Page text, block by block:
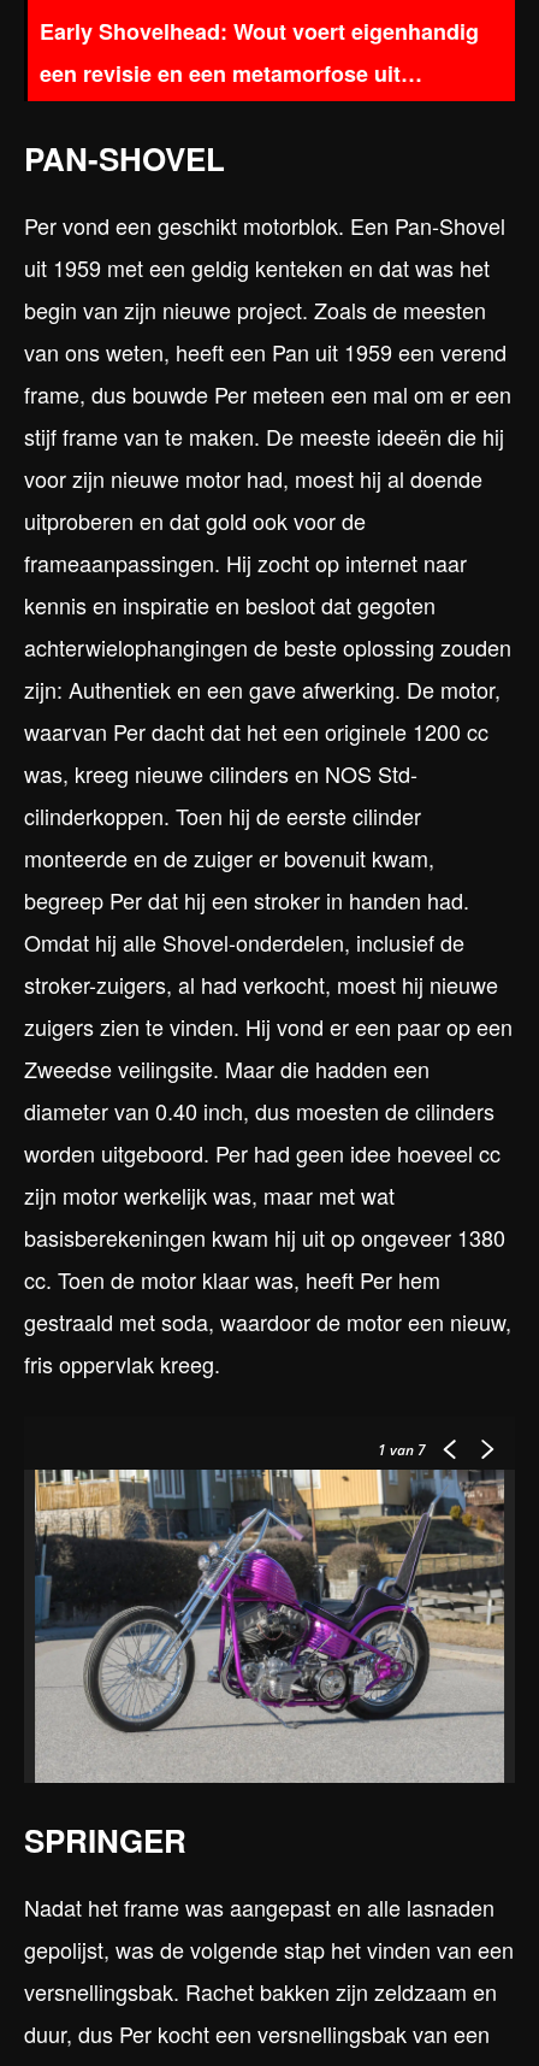
Early Shovelhead: Wout voert eigenhandig
een revisie en een metamorfose uit…
PAN-SHOVEL
Per vond een geschikt motorblok. Een Pan-Shovel
uit 1959 met een geldig kenteken en dat was het
begin van zijn nieuwe project. Zoals de meesten
van ons weten, heeft een Pan uit 1959 een verend
frame, dus bouwde Per meteen een mal om er een
stijf frame van te maken. De meeste ideeën die hij
voor zijn nieuwe motor had, moest hij al doende
uitproberen en dat gold ook voor de
frameaanpassingen. Hij zocht op internet naar
kennis en inspiratie en besloot dat gegoten
achterwielophangingen de beste oplossing zouden
zijn: Authentiek en een gave afwerking. De motor,
waarvan Per dacht dat het een originele 1200 cc
was, kreeg nieuwe cilinders en NOS Std-
cilinderkoppen. Toen hij de eerste cilinder
monteerde en de zuiger er bovenuit kwam,
begreep Per dat hij een stroker in handen had.
Omdat hij alle Shovel-onderdelen, inclusief de
stroker-zuigers, al had verkocht, moest hij nieuwe
zuigers zien te vinden. Hij vond er een paar op een
Zweedse veilingsite. Maar die hadden een
diameter van 0.40 inch, dus moesten de cilinders
worden uitgeboord. Per had geen idee hoeveel cc
zijn motor werkelijk was, maar met wat
basisberekeningen kwam hij uit op ongeveer 1380
cc. Toen de motor klaar was, heeft Per hem
gestraald met soda, waardoor de motor een nieuw,
fris oppervlak kreeg.
1 van 7
SPRINGER
Nadat het frame was aangepast en alle lasnaden
gepolijst, was de volgende stap het vinden van een
versnellingsbak. Rachet bakken zijn zeldzaam en
duur, dus Per kocht een versnellingsbak van een